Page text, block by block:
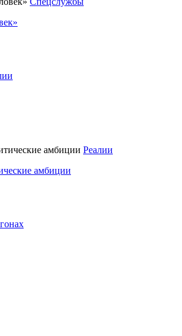
Реалии
амбиции